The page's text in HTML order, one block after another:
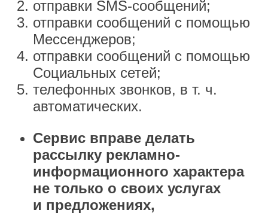
отправки SMS-сообщений;
отправки сообщений с помощью
Мессенджеров;
отправки сообщений с помощью
Социальных сетей;
телефонных звонков, в т. ч.
автоматических.
Сервис вправе делать
рассылку рекламно-
информационного характера
не только о своих услугах
и предложениях,